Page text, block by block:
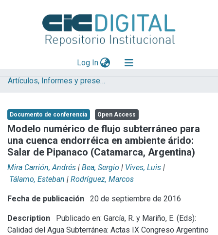
Log In(current)
Explorar
Aportar material
Statistics
Artículos, Informes y presentaciones en Congresos IHLLA
Documento de conferencia Open Access
Modelo numérico de flujo subterráneo para
una cuenca endorréica en ambiente árido:
Salar de Pipanaco (Catamarca, Argentina)
Mira Carrión, Andrés | Bea, Sergio | Vives, Luis |
Tálamo, Esteban | Rodríguez, Marcos
Fecha de publicación 20 de septiembre de 2016
Description
Publicado en: García, R. y Mariño, E. (Eds):
Calidad del Agua Subterránea: Actas IX Congreso Argentino